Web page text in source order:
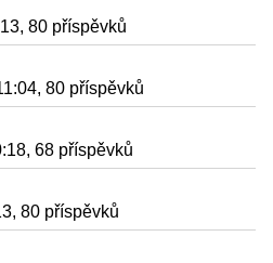
80 příspěvků
80 příspěvků
68 příspěvků
80 příspěvků